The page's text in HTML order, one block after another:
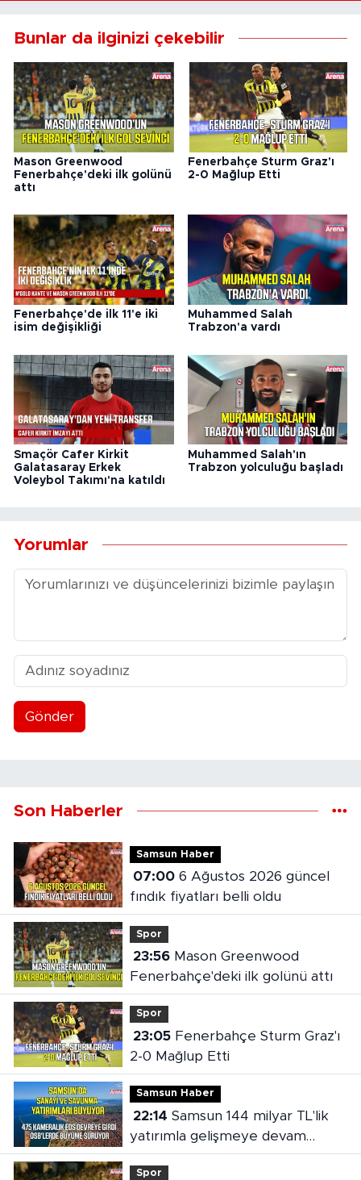
Bunlar da ilginizi çekebilir
Mason Greenwood
Fenerbahçe'deki ilk golünü
attı
Fenerbahçe Sturm Graz'ı
2-0 Mağlup Etti
Fenerbahçe'de ilk 11'e iki
isim değişikliği
Muhammed Salah
Trabzon'a vardı
Smaçör Cafer Kirkit
Galatasaray Erkek
Voleybol Takımı'na katıldı
Muhammed Salah'ın
Trabzon yolculuğu başladı
Yorumlar
Gönder
Son Haberler
Samsun Haber
07:006 Ağustos 2026 güncel
fındık fiyatları belli oldu
Spor
23:56Mason Greenwood
Fenerbahçe'deki ilk golünü attı
Spor
23:05Fenerbahçe Sturm Graz'ı
2-0 Mağlup Etti
Samsun Haber
22:14
yatırımla gelişmeye devam
ediyor
Spor